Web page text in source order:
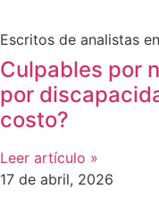
Escritos de analistas
Culpables por
por
costo?
Leer artículo »
17 de abril, 2026